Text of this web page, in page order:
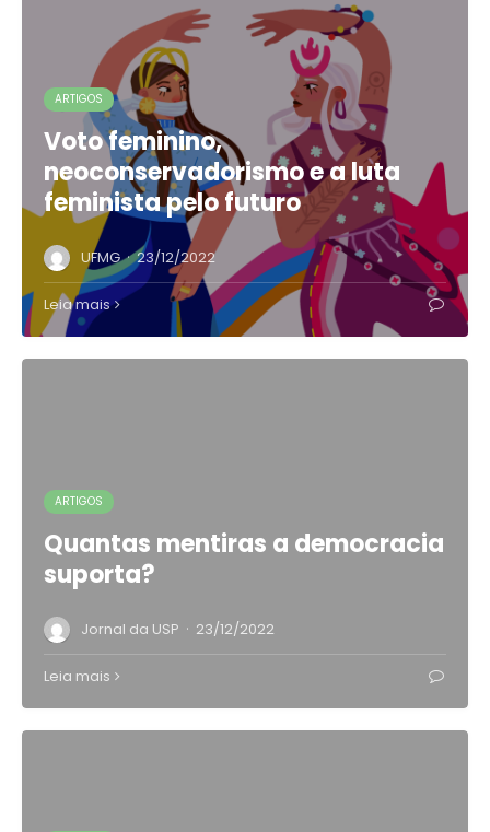
ARTIGOS
Voto feminino,
neoconservadorismo e a luta
feminista pelo futuro
UFMG · 23/12/2022
Leia mais
ARTIGOS
Quantas mentiras a democracia
suporta?
Jornal da USP · 23/12/2022
Leia mais